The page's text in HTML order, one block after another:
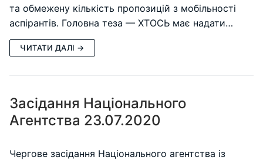
та обмежену кількість пропозицій з мобільності
аспірантів. Головна теза — ХТОСЬ має надати…
ЧИТАТИ ДАЛІ →
Засідання Національного
Агентства 23.07.2020
Чергове засідання Національного агентства із